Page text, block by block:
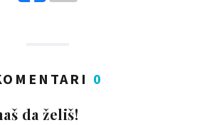
0
da želiš!